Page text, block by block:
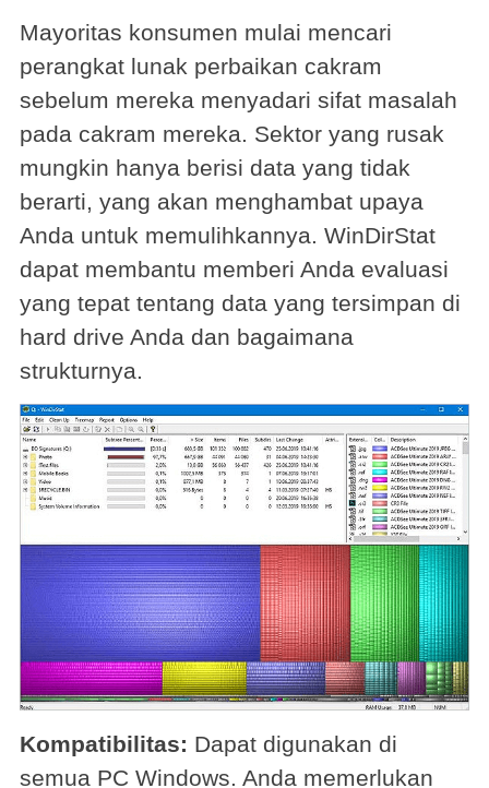
Mayoritas konsumen mulai mencari
perangkat lunak perbaikan cakram
sebelum mereka menyadari sifat masalah
pada cakram mereka. Sektor yang rusak
mungkin hanya berisi data yang tidak
berarti, yang akan menghambat upaya
Anda untuk memulihkannya. WinDirStat
dapat membantu memberi Anda evaluasi
yang tepat tentang data yang tersimpan di
hard drive Anda dan bagaimana
strukturnya.
Kompatibilitas: Dapat digunakan di
semua PC Windows. Anda memerlukan